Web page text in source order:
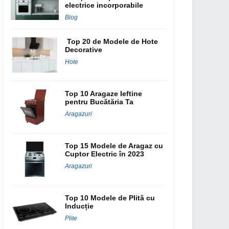
electrice incorporabile
Blog
Top 20 de Modele de Hote
Decorative
Hote
Top 10 Aragaze Ieftine
pentru Bucătăria Ta
Aragazuri
Top 15 Modele de Aragaz cu
Cuptor Electric în 2023
Aragazuri
Top 10 Modele de Plită cu
Inducție
Plite